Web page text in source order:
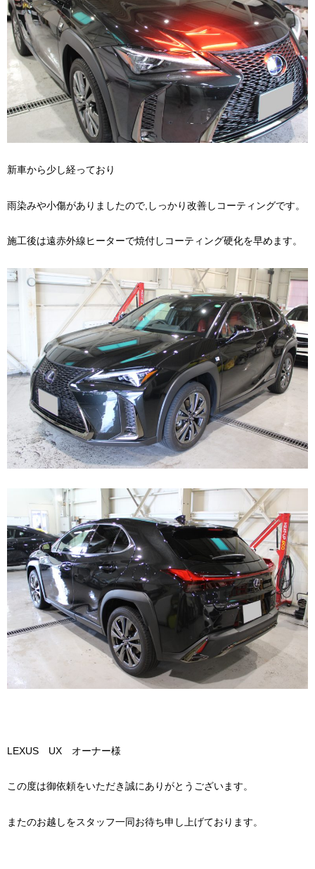
新車から少し経っており
雨染みや小傷がありましたので,しっかり改善しコーティングです。
施工後は遠赤外線ヒーターで焼付しコーティング硬化を早めます。
LEXUS UX オーナー様
この度は御依頼をいただき誠にありがとうございます。
またのお越しをスタッフ一同お待ち申し上げております。